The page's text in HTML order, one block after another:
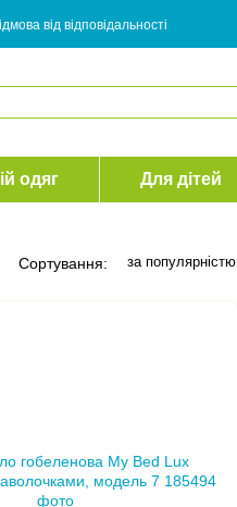
від відповідальності
одяг Для дітей
Сортування: за популярністю